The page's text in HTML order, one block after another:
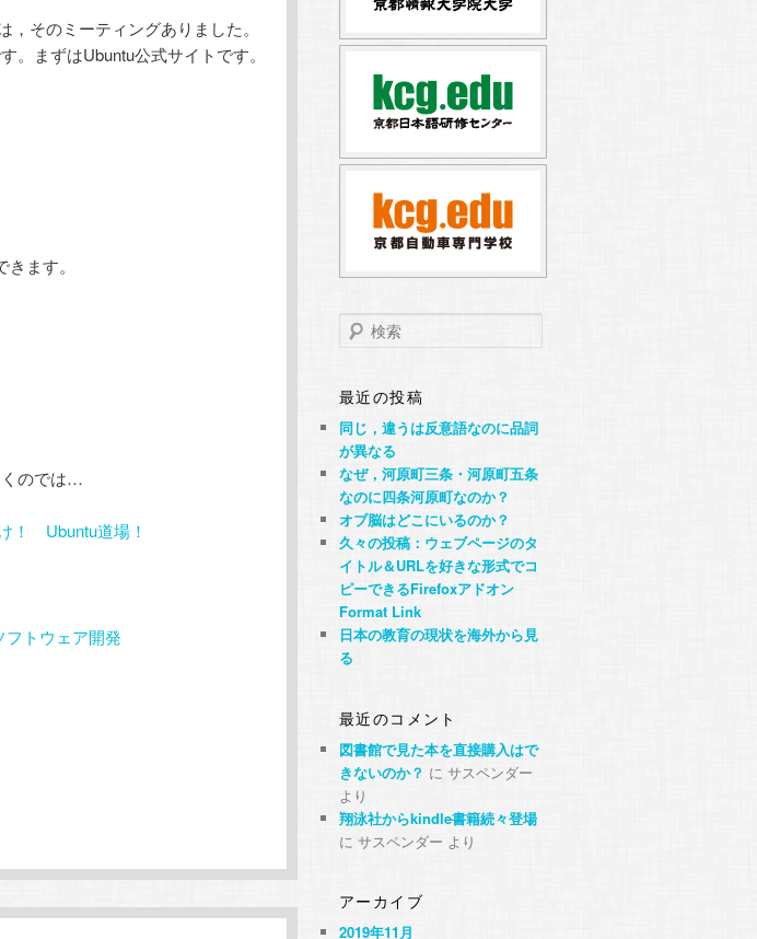
そのミーティングありました。
。まずはUbuntu公式サイトです。
ます。
くのでは…
！ Ubuntu道場！
フトウェア開発
検
索
最近の投稿
同じ，違うは反意語なのに品詞
が異なる
なぜ，河原町三条・河原町五条
なのに四条河原町なのか？
オブ脳はどこにいるのか？
久々の投稿：ウェブページのタ
イトル＆URLを好きな形式でコ
ピーできるFirefoxアドオン
Format Link
日本の教育の現状を海外から見
る
最近のコメント
図書館で見た本を直接購入はで
きないのか？ に サスペンダー
より
翔泳社からkindle書籍続々登場
に サスペンダー より
アーカイブ
2019年11月